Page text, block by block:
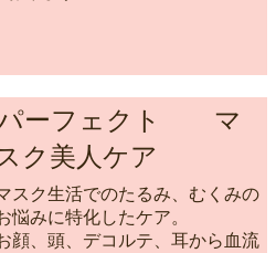
ーフェクト マ
スク美人ケア
スク生活でのたるみ、むくみの
悩みに特化したケア。
顔、頭、デコルテ、耳から血流